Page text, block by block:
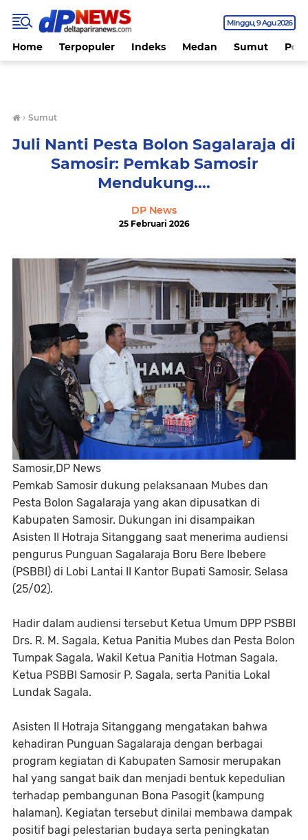
Minggu 9 Agu 2026
Home Terpopuler Indeks Medan Sumut
› Sumut
Juli Nanti Pesta Bolon Sagalaraja di
Samosir: Pemkab Samosir
Mendukung....
DP News
25 Februari 2026
Samosir,DP News
Pemkab Samosir dukung pelaksanaan Mubes dan
Pesta Bolon Sagalaraja yang akan dipusatkan di
Kabupaten Samosir. Dukungan ini disampaikan
Asisten II Hotraja Sitanggang saat menerima audiensi
pengurus Punguan Sagalaraja Boru Bere Ibebere
(PSBBI) di Lobi Lantai II Kantor Bupati Samosir, Selasa
(25/02).
Hadir dalam audiensi tersebut Ketua Umum DPP PSBBI
Drs. R. M. Sagala, Ketua Panitia Mubes dan Pesta Bolon
Tumpak Sagala, Wakil Ketua Panitia Hotman Sagala,
Ketua PSBBI Samosir P. Sagala, serta Panitia Lokal
Lundak Sagala.
Asisten II Hotraja Sitanggang mengatakan bahwa
kehadiran Punguan Sagalaraja dengan berbagai
program kegiatan di Kabupaten Samosir merupakan
hal yang sangat baik dan menjadi bentuk kepedulian
terhadap pembangunan Bona Pasogit (kampung
halaman). Kegiatan tersebut dinilai membawa dampak
positif bagi pelestarian budaya serta peningkatan